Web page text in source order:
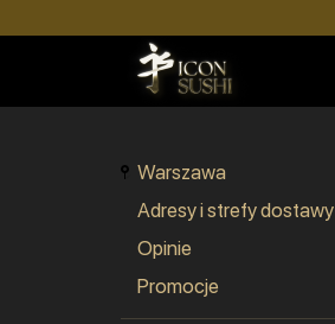
Warszawa
Adresy i strefy dostawy
Opinie
Promocje